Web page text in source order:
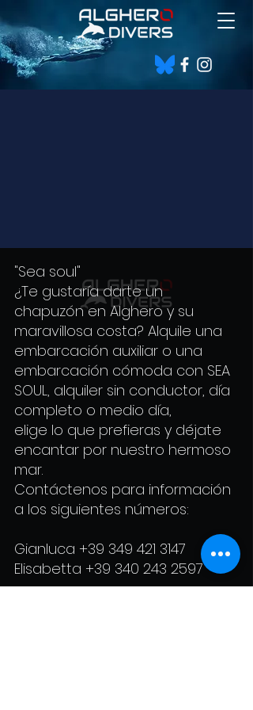
"Sea soul"
¿Te gustaría darte un
chapuzón en Alghero y su
maravillosa costa? Alquile una
embarcación auxiliar o una
embarcación cómoda con SEA
SOUL, alquiler sin conductor, día
completo o medio día,
elige lo que prefieras y déjate
encantar por nuestro hermoso
mar.
Contáctenos para información
a los siguientes números:
Gianluca +39 349 421 3147
Elisabetta +39 340 243 2597